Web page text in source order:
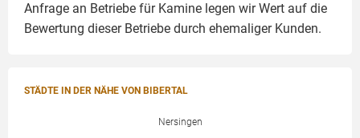
Anfrage an Betriebe für Kamine legen wir Wert auf die
Bewertung dieser Betriebe durch ehemaliger Kunden.
STÄDTE IN DER NÄHE VON BIBERTAL
Nersingen